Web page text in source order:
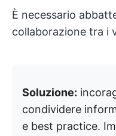
È necessario
collaborazione tra i
Soluzione:
condividere
e best practice.